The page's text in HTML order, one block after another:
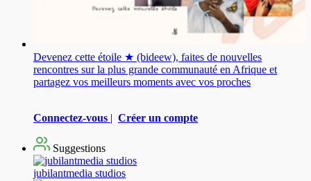
Devenez cette étoile ★ (bideew), faites de nouvelles
rencontres sur la plus grande communauté en Afrique et
partagez vos meilleurs moments avec vos proches
Connectez-vous | Créer un compte
Suggestions
jubilantmedia studios